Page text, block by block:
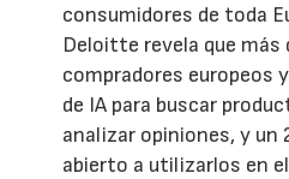
consumidores de toda
Deloitte revela que más
compradores europeos
de IA para buscar
analizar opiniones, y un
abierto a utilizarlos en